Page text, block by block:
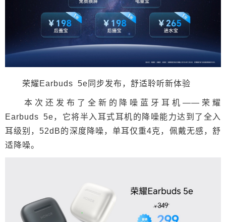
荣耀Earbuds 5e同步发布，舒适聆听新体验
本次还发布了全新的降噪蓝牙耳机——荣耀
Earbuds 5e，它将半入耳式耳机的降噪能力达到了全入
耳级别，52dB的深度降噪，单耳仅重4克，佩戴无感，舒
适降噪。